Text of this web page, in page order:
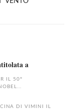
a
IL 50°
DI VIMINI IL